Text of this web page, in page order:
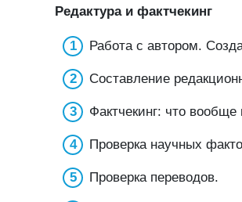
Редактура и фактчекинг
Работа с автором.
Составление
Фактчекинг: что вообще
Проверка научных
Проверка переводов.